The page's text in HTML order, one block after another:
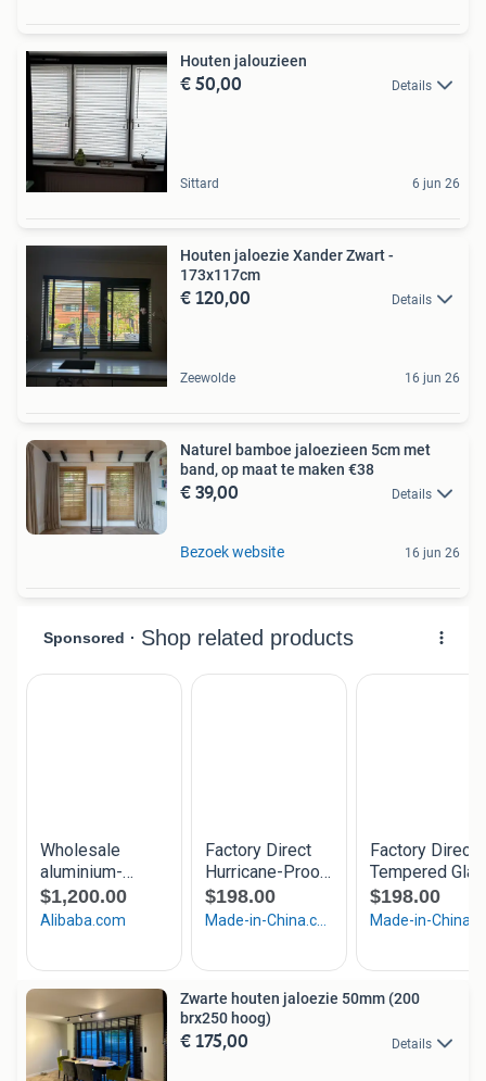
Houten jalouzieen
€ 50,00 Details
Sittard 6 jun 26
Houten jaloezie Xander Zwart -
173x117cm
€ 120,00 Details
Zeewolde 16 jun 26
Naturel bamboe jaloezieen 5cm met
band, op maat te maken €38
€ 39,00 Details
Bezoek website 16 jun 26
Zwarte houten jaloezie 50mm (200
brx250 hoog)
€ 175,00 Details